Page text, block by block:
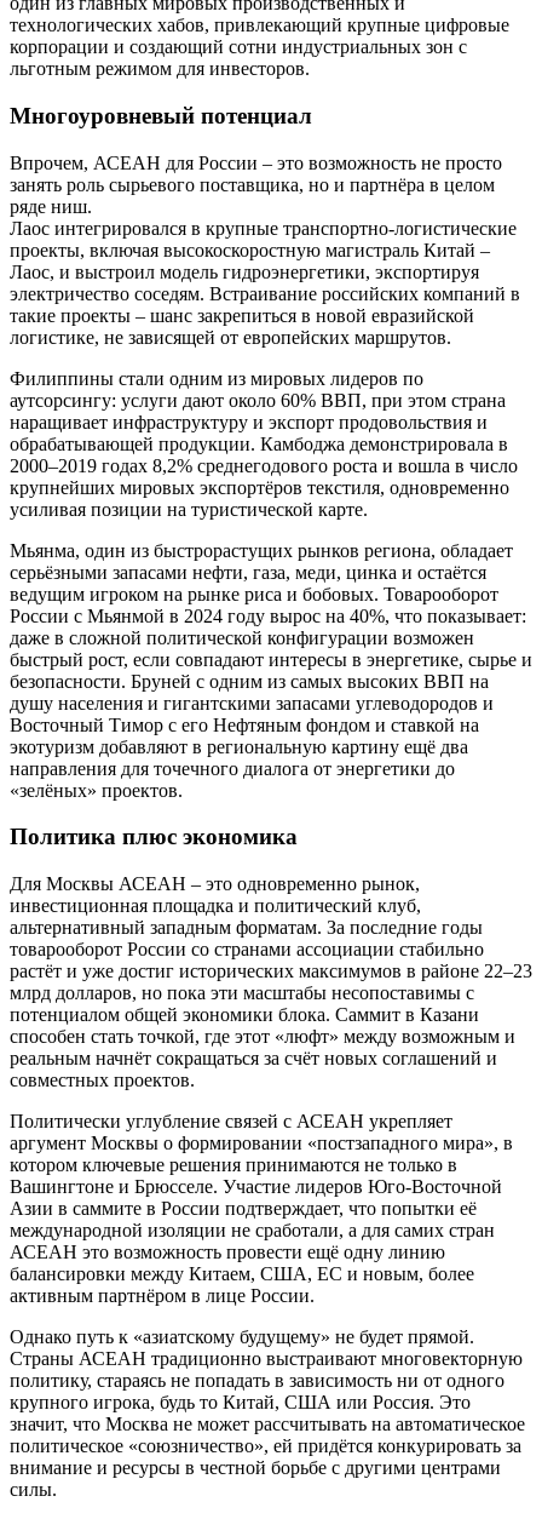
технологических хабов, привлекающий крупные цифровые
корпорации и создающий сотни индустриальных зон с
льготным режимом для инвесторов.
Многоуровневый потенциал
Впрочем, АСЕАН для России – это возможность не просто
занять роль сырьевого поставщика, но и партнёра в целом
ряде ниш.
Лаос интегрировался в крупные транспортно-логистические
проекты, включая высокоскоростную магистраль Китай –
Лаос, и выстроил модель гидроэнергетики, экспортируя
электричество соседям. Встраивание российских компаний в
такие проекты – шанс закрепиться в новой евразийской
логистике, не зависящей от европейских маршрутов.
Филиппины стали одним из мировых лидеров по
аутсорсингу: услуги дают около 60% ВВП, при этом страна
наращивает инфраструктуру и экспорт продовольствия и
обрабатывающей продукции. Камбоджа демонстрировала в
2000–2019 годах 8,2% среднегодового роста и вошла в число
крупнейших мировых экспортёров текстиля, одновременно
усиливая позиции на туристической карте.
Мьянма, один из быстрорастущих рынков региона, обладает
серьёзными запасами нефти, газа, меди, цинка и остаётся
ведущим игроком на рынке риса и бобовых. Товарооборот
России с Мьянмой в 2024 году вырос на 40%, что показывает:
даже в сложной политической конфигурации возможен
быстрый рост, если совпадают интересы в энергетике, сырье и
безопасности. Бруней с одним из самых высоких ВВП на
душу населения и гигантскими запасами углеводородов и
Восточный Тимор с его Нефтяным фондом и ставкой на
экотуризм добавляют в региональную картину ещё два
направления для точечного диалога от энергетики до
«зелёных» проектов.
Политика плюс экономика
Для Москвы АСЕАН – это одновременно рынок,
инвестиционная площадка и политический клуб,
альтернативный западным форматам. За последние годы
товарооборот России со странами ассоциации стабильно
растёт и уже достиг исторических максимумов в районе 22–23
млрд долларов, но пока эти масштабы несопоставимы с
потенциалом общей экономики блока. Саммит в Казани
способен стать точкой, где этот «люфт» между возможным и
реальным начнёт сокращаться за счёт новых соглашений и
совместных проектов.
Политически углубление связей с АСЕАН укрепляет
аргумент Москвы о формировании «постзападного мира», в
котором ключевые решения принимаются не только в
Вашингтоне и Брюсселе. Участие лидеров Юго-Восточной
Азии в саммите в России подтверждает, что попытки её
международной изоляции не сработали, а для самих стран
АСЕАН это возможность провести ещё одну линию
балансировки между Китаем, США, ЕС и новым, более
активным партнёром в лице России.
Однако путь к «азиатскому будущему» не будет прямой.
Страны АСЕАН традиционно выстраивают многовекторную
политику, стараясь не попадать в зависимость ни от одного
крупного игрока, будь то Китай, США или Россия. Это
значит, что Москва не может рассчитывать на автоматическое
политическое «союзничество», ей придётся конкурировать за
внимание и ресурсы в честной борьбе с другими центрами
силы.